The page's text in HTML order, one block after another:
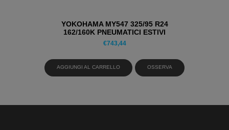
YOKOHAMA MY547 325/95 R24
162/160K PNEUMATICI ESTIVI
€743,44
AGGIUNGI AL CARRELLO OSSERVA